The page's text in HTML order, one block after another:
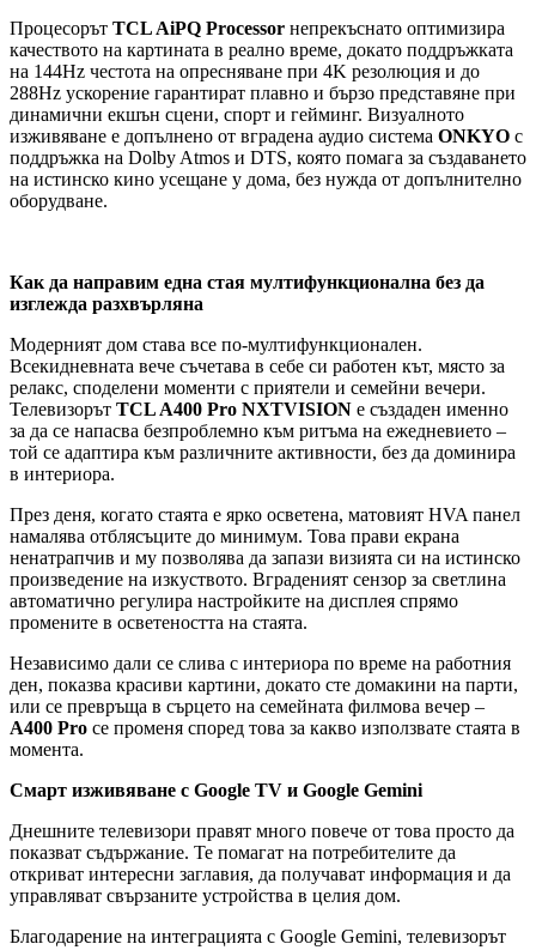
Процесорът TCL AiPQ Processor непрекъснато оптимизира
качеството на картината в реално време, докато поддръжката
на 144Hz честота на опресняване при 4K резолюция и до
288Hz ускорение гарантират плавно и бързо представяне при
динамични екшън сцени, спорт и гейминг. Визуалното
изживяване е допълнено от вградена аудио система ONKYO с
поддръжка на Dolby Atmos и DTS, която помага за създаването
на истинско кино усещане у дома, без нужда от допълнително
оборудване.
Как да направим една стая мултифункционална без да
изглежда разхвърляна
Модерният дом става все по-мултифункционален.
Всекидневната вече съчетава в себе си работен кът, място за
релакс, споделени моменти с приятели и семейни вечери.
Телевизорът TCL A400 Pro NXTVISION е създаден именно
за да се напасва безпроблемно към ритъма на ежедневието –
той се адаптира към различните активности, без да доминира
в интериора.
През деня, когато стаята е ярко осветена, матовият HVA панел
намалява отблясъците до минимум. Това прави екрана
ненатрапчив и му позволява да запази визията си на истинско
произведение на изкуството. Вграденият сензор за светлина
автоматично регулира настройките на дисплея спрямо
промените в осветеността на стаята.
Независимо дали се слива с интериора по време на работния
ден, показва красиви картини, докато сте домакини на парти,
или се превръща в сърцето на семейната филмова вечер –
A400 Pro се променя според това за какво използвате стаята в
момента.
Смарт изживяване с Google TV и Google Gemini
Днешните телевизори правят много повече от това просто да
показват съдържание. Те помагат на потребителите да
откриват интересни заглавия, да получават информация и да
управляват свързаните устройства в целия дом.
Благодарение на интеграцията с Google Gemini, телевизорът